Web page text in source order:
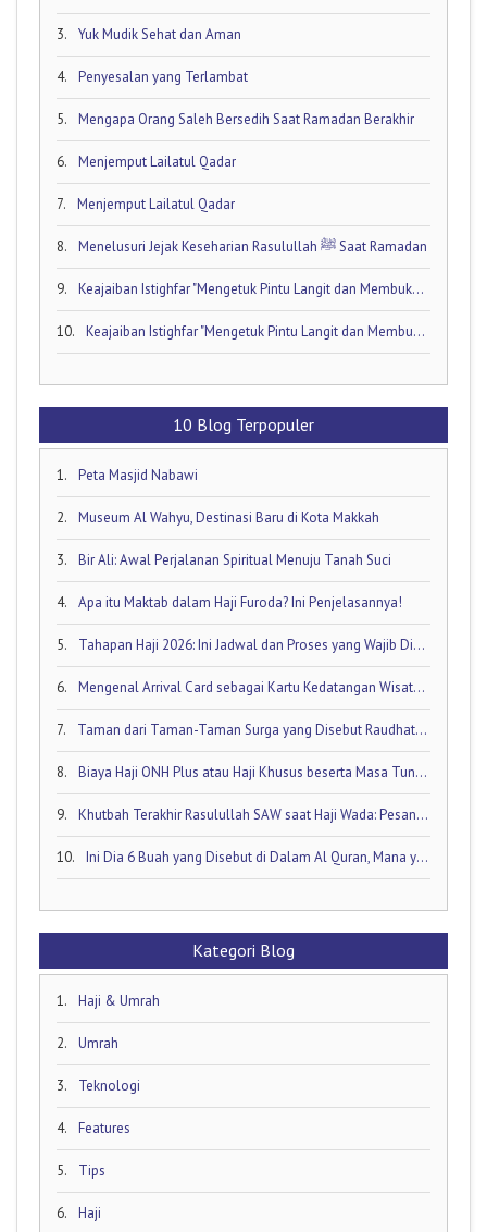
3. Yuk Mudik Sehat dan Aman
4. Penyesalan yang Terlambat
5. Mengapa Orang Saleh Bersedih Saat Ramadan Berakhir
6. Menjemput Lailatul Qadar
7. Menjemput Lailatul Qadar
8. Menelusuri Jejak Keseharian Rasulullah ﷺ Saat Ramadan
9. Keajaiban Istighfar "Mengetuk Pintu Langit dan Membuka Keran Rezeki yang Tersumbat"
10. Keajaiban Istighfar "Mengetuk Pintu Langit dan Membuka Keran Rezeki yang Tersumbat"
10 Blog Terpopuler
1. Peta Masjid Nabawi
2. Museum Al Wahyu, Destinasi Baru di Kota Makkah
3. Bir Ali: Awal Perjalanan Spiritual Menuju Tanah Suci
4. Apa itu Maktab dalam Haji Furoda? Ini Penjelasannya!
5. Tahapan Haji 2026: Ini Jadwal dan Proses yang Wajib Diketahui oleh Calon Jamaah Haji
6. Mengenal Arrival Card sebagai Kartu Kedatangan Wisatawan!
7. Taman dari Taman-Taman Surga yang Disebut Raudhatul Jannah
8. Biaya Haji ONH Plus atau Haji Khusus beserta Masa Tunggunya: Ini Rinciannya!
9. Khutbah Terakhir Rasulullah SAW saat Haji Wada: Pesan Abadi untuk Umat Islam
10. Ini Dia 6 Buah yang Disebut di Dalam Al Quran, Mana yang Favorit Anda?
Kategori Blog
1. Haji & Umrah
2. Umrah
3. Teknologi
4. Features
5. Tips
6. Haji